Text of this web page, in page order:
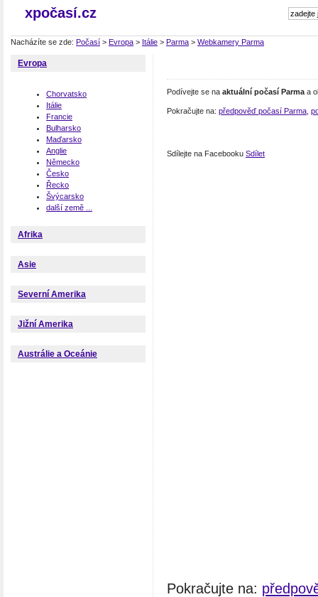
xpočasí.cz
Nacházíte se zde: Počasí > Evropa > Itálie > Parma > Webkamery Parma
Evropa
Chorvatsko
Itálie
Francie
Bulharsko
Maďarsko
Anglie
Německo
Česko
Řecko
Švýcarsko
další země ...
Afrika
Asie
Severní Amerika
Jižní Amerika
Austrálie a Oceánie
Podívejte se na aktuální počasí Parma a
Pokračujte na: předpověď počasí Parma
Sdílejte na Facebooku Sdílet
Pokračujte na: